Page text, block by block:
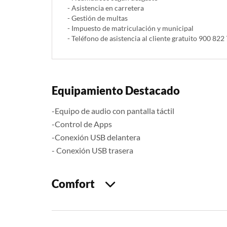
- Asistencia en carretera
- Gestión de multas
- Impuesto de matriculación y municipal
- Teléfono de asistencia al cliente gratuito 900 822
Equipamiento Destacado
-Equipo de audio con pantalla táctil
-Control de Apps
-Conexión USB delantera
- Conexión USB trasera
Comfort